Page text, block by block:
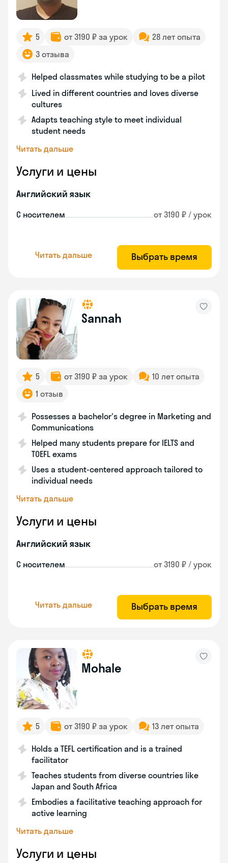
5 от 3190 ₽ за урок
28 лет опыта
3 отзыва
Helped classmates while studying to be a pilot
Lived in different countries and loves diverse
cultures
Adapts teaching style to meet individual
student needs
Читать дальше
Услуги и цены
Английский язык
С носителем от 3190 ₽ / урок
Читать дальше Выбрать время
Sannah
5 от 3190 ₽ за урок
10 лет опыта
1 отзыв
Possesses a bachelor's degree in Marketing and
Communications
Helped many students prepare for IELTS and
TOEFL exams
Uses a student-centered approach tailored to
individual needs
Читать дальше
Услуги и цены
Английский язык
С носителем от 3190 ₽ / урок
Читать дальше Выбрать время
Mohale
5 от 3190 ₽ за урок 13 лет опыта
Holds a TEFL certification and is a trained
facilitator
Teaches students from diverse countries like
Japan and South Africa
Embodies a facilitative teaching approach for
active learning
Читать дальше
Услуги и цены